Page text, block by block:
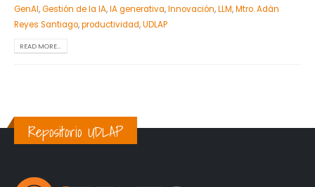
GenAI,Gestión de la IA,IA generativa,Innovación,LLM,Mtro. Adán
Reyes Santiago,productividad,UDLAP
READ MORE...
Repositorio UDLAP